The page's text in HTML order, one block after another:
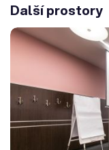
Další prostory